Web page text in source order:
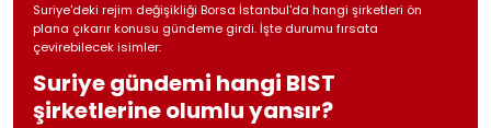
Suriye'deki rejim değişikliği Borsa İstanbul'da hangi şirketleri ön
plana çıkarır konusu gündeme girdi. İşte durumu fırsata
çevirebilecek isimler:
Suriye gündemi hangi BIST
şirketlerine olumlu yansır?